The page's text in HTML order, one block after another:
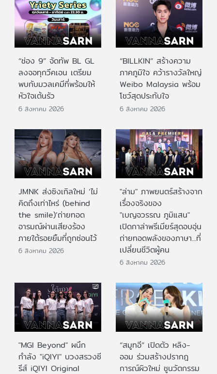
“ช่อง 9” จัดทัพ BL GL
ลงจอทุกวีคเอน เตรียม
พบกับมวลเคมีที่พร้อมให้
หัวใจเต้นรัว
6 สิงหาคม 2026
“BILLKIN” สร้างความ
ภาคภูมิใจ คว้ารางวัลใหญ่
Weibo Malaysia พร้อม
โชว์สุดประทับใจ
6 สิงหาคม 2026
JMNK ส่งซิงเกิลใหม่ ‘ไม่
คิดถึงเท่าไหร่ (behind
the smile)’ถ่ายทอด
อารมณ์ผ่านเสียงร้อง
ภายใต้รอยยิ้มที่ถูกซ่อนไว้
6 สิงหาคม 2026
"ล่าม" ภาพยนตร์สร้างจาก
เรื่องจริงของ
"เบญจวรรณ ภูมิแสน"
เปิดกาล่าพรีเมียร์สุดอบอุ่น
ถ่ายทอดพลังของภาษา...ที่
เปลี่ยนชีวิตผู้คน
6 สิงหาคม 2026
"MGI Beyond" ผนึก
กำลัง "iQIYI" บวงสรวงซี
รีส์ iQIYI Original
“สมูทอี” เปิดตัว หลิง-
ออม ร่วมสร้างปรากฎ
การณ์ผิวใหม่ ชูนวัตกรรม